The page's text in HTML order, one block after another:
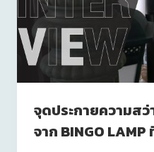
จุดประกายความส
จาก BINGO